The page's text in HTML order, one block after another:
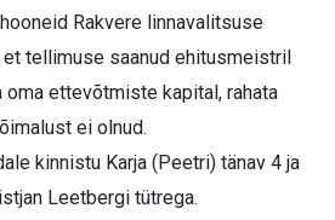
Rakvere linnavalitsuse
tellimuse saanud ehitusmeistril
ettevõtmiste kapital, rahata
ei olnud.
kinnistu Karja (Peetri) tänav 4 ja
Leetbergi tütrega.